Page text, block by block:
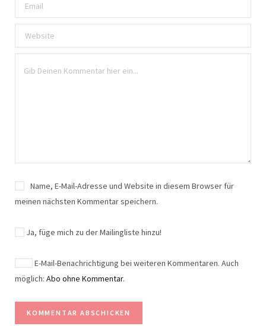
Name, E-Mail-Adresse und Website in diesem Browser für
meinen nächsten Kommentar speichern.
Ja, füge mich zu der Mailingliste hinzu!
E-Mail-Benachrichtigung bei weiteren Kommentaren. Auch
möglich: Abo ohne Kommentar.